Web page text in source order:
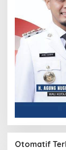
Otomatif